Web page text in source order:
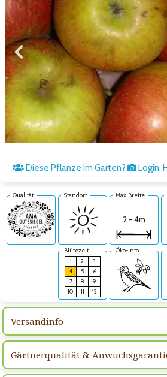
Zum vorigen Bild
Diese Pflanze im Garten? Login,
Qualität Standort Max. Breite
2 - 4m
Blütezeit
1
2
3
4
5
6
7
8
9
10
11 12
Öko-Info
Versandinfo
Gärtnerqualität &